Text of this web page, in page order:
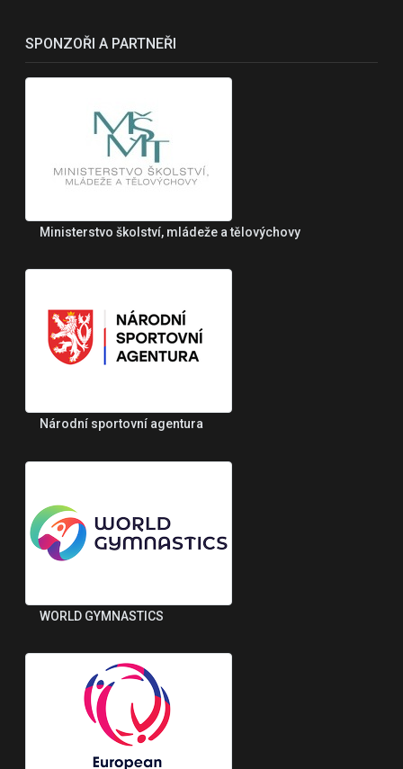
SPONZOŘI A PARTNEŘI
Ministerstvo školství, mládeže a tělovýchovy
Národní sportovní agentura
WORLD GYMNASTICS